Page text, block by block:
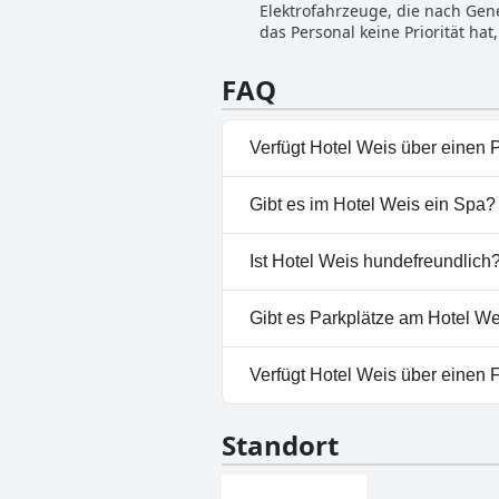
Saunabereich, was ihn zu
Wermutstropfen ist, dass die
Elektrofahrzeuge, die nach
das Personal keine Priorität
FAQ
Verfügt Hotel Weis über einen
Nein, Hotel Weis hat keinen
Gibt es im Hotel Weis ein Spa?
Ja, es gibt ein Spa im Hotel
Ist Hotel Weis
Nein, Hotel Weis erlaubt keine
Gibt es Parkplätze am Hotel
Ja, Parkmöglichkeiten sind im
Verfügt Hotel Weis über einen
Standort